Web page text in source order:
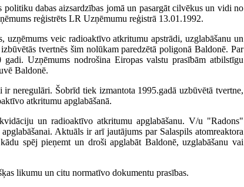
dabas aizsardzības jomā un pasargāt cilvēkus un vidi no
reģistrēts LR Uzņēmumu reģistrā 13.01.1992.
veic radioaktīvo atkritumu apstrādi, uzglabāšanu un
tvertnēs šim nolūkam paredzētā poligonā Baldonē. Par
Uzņēmums nodrošina Eiropas valstu prasībām atbilstīgu
Baldonē.
neregulāri. Šobrīd tiek izmantota 1995.gadā uzbūvētā tvertne,
atkritumu apglabāšanā.
un radioaktīvo atkritumu apglabāšanu. V/u "Radons"
Aktuāls ir arī jautājums par Salaspils atomreaktora
spēj pieņemt un droši apglabāt Baldonē, uzglabāšanu vai
likumu un citu normatīvo dokumentu prasības.